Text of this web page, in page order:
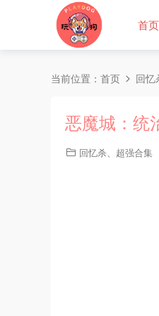
首页
当前位置： 首页 回忆
恶魔城：统
回忆杀 超强合集